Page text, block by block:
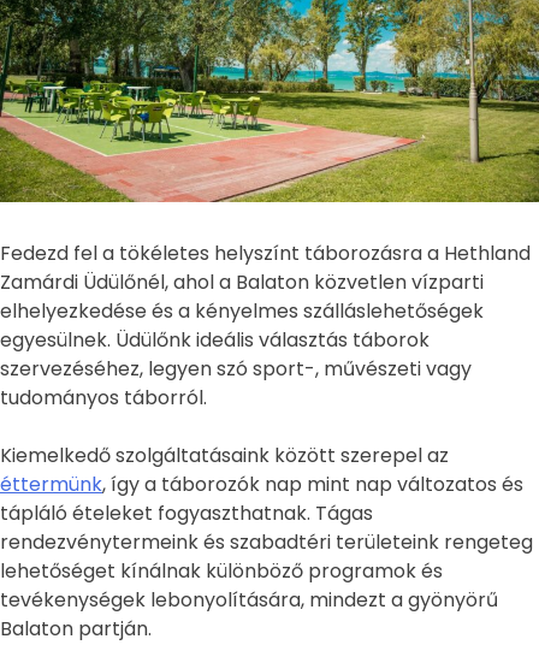
Fedezd fel a tökéletes helyszínt táborozásra a Hethland
Zamárdi Üdülőnél, ahol a Balaton közvetlen vízparti
elhelyezkedése és a kényelmes szálláslehetőségek
egyesülnek. Üdülőnk ideális választás táborok
szervezéséhez, legyen szó sport-, művészeti vagy
tudományos táborról.
Kiemelkedő szolgáltatásaink között szerepel az
éttermünk, így a táborozók nap mint nap változatos és
tápláló ételeket fogyaszthatnak. Tágas
rendezvénytermeink és szabadtéri területeink rengeteg
lehetőséget kínálnak különböző programok és
tevékenységek lebonyolítására, mindezt a gyönyörű
Balaton partján.